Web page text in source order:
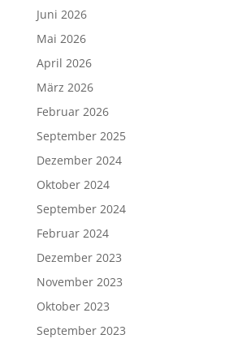
Juni 2026
Mai 2026
April 2026
März 2026
Februar 2026
September 2025
Dezember 2024
Oktober 2024
September 2024
Februar 2024
Dezember 2023
November 2023
Oktober 2023
September 2023